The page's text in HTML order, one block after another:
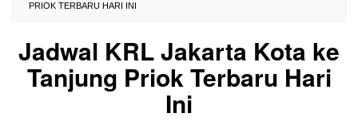
PRIOK TERBARU HARI INI
Jadwal KRL Jakarta Kota ke
Tanjung Priok Terbaru Hari
Ini